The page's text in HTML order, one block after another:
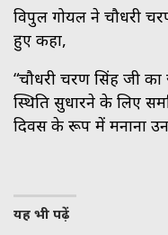
विपुल गोयल ने चौधरी
हुए कहा,
“चौधरी चरण सिंह जी
स्थिति सुधारने के लिए
दिवस के रूप में मनाना
यह भी पढ़ें